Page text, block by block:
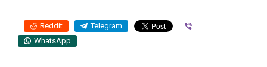
Reddit Telegram
WhatsApp